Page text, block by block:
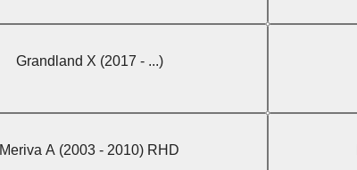
Grandland X (2017 - ...)
Meriva A (2003 - 2010) RHD